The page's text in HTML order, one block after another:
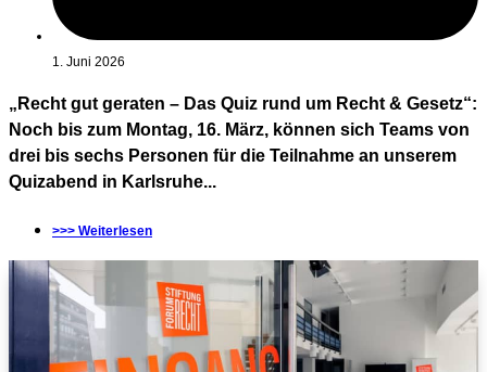
1. Juni 2026
„Recht gut geraten – Das Quiz rund um Recht & Gesetz“:
Noch bis zum Montag, 16. März, können sich Teams von
drei bis sechs Personen für die Teilnahme an unserem
Quizabend in Karlsruhe...
>>> Weiterlesen